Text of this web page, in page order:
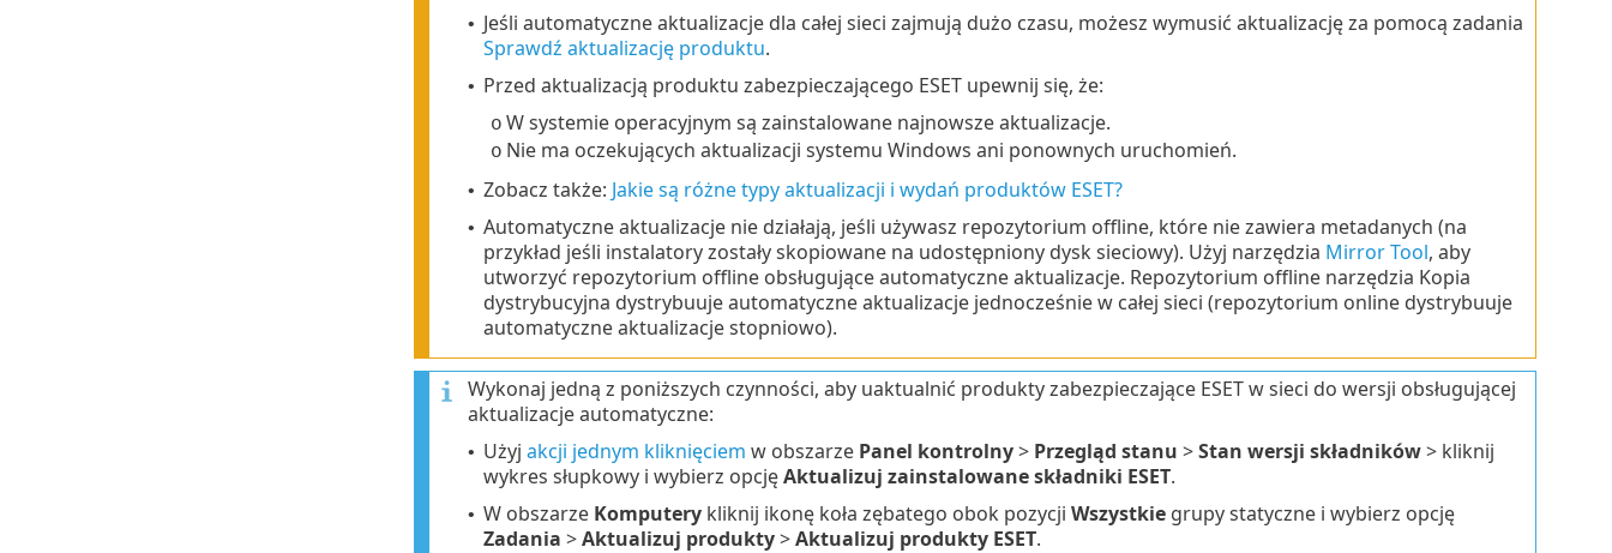
• Jeśli automatyczne aktualizacje dla całej sieci zajmują dużo czasu, możesz wymusić aktualizację za pomocą zadania
Sprawdź aktualizację produktu.
• Przed aktualizacją produktu zabezpieczającego ESET upewnij się, że:
o W systemie operacyjnym są zainstalowane najnowsze aktualizacje.
o Nie ma oczekujących aktualizacji systemu Windows ani ponownych uruchomień.
• Zobacz także: Jakie są różne typy aktualizacji i wydań produktów ESET?
• Automatyczne aktualizacje nie działają, jeśli używasz repozytorium offline, które nie zawiera metadanych (na
przykład jeśli instalatory zostały skopiowane na udostępniony dysk sieciowy). Użyj narzędzia Mirror Tool, aby
utworzyć repozytorium offline obsługujące automatyczne aktualizacje. Repozytorium offline narzędzia Kopia
dystrybucyjna dystrybuuje automatyczne aktualizacje jednocześnie w całej sieci (repozytorium online dystrybuuje
automatyczne aktualizacje stopniowo).
Wykonaj jedną z poniższych czynności, aby uaktualnić produkty zabezpieczające ESET w sieci do wersji obsługującej
aktualizacje automatyczne:
• Użyj akcji jednym kliknięciem w obszarze Panel kontrolny> Przegląd stanu >Stan wersji składników> kliknij
wykres słupkowy i wybierz opcjęAktualizuj zainstalowane składniki ESET.
• W obszarze Komputerykliknij ikonę koła zębatego obok pozycji Wszystkiegrupy statyczne i wybierz opcję
Zadania >Aktualizuj produkty>Aktualizuj produkty ESET.